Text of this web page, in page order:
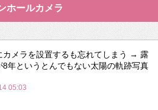
ホールカメラ
カメラを設置するも忘れてしまう → 露
8年というとんでもない太陽の軌跡写真
05:03